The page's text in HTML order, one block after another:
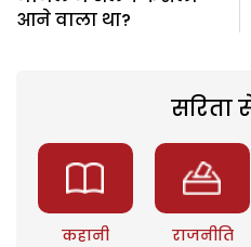
आने वाला था?
सरिता
कहानी राजनीति